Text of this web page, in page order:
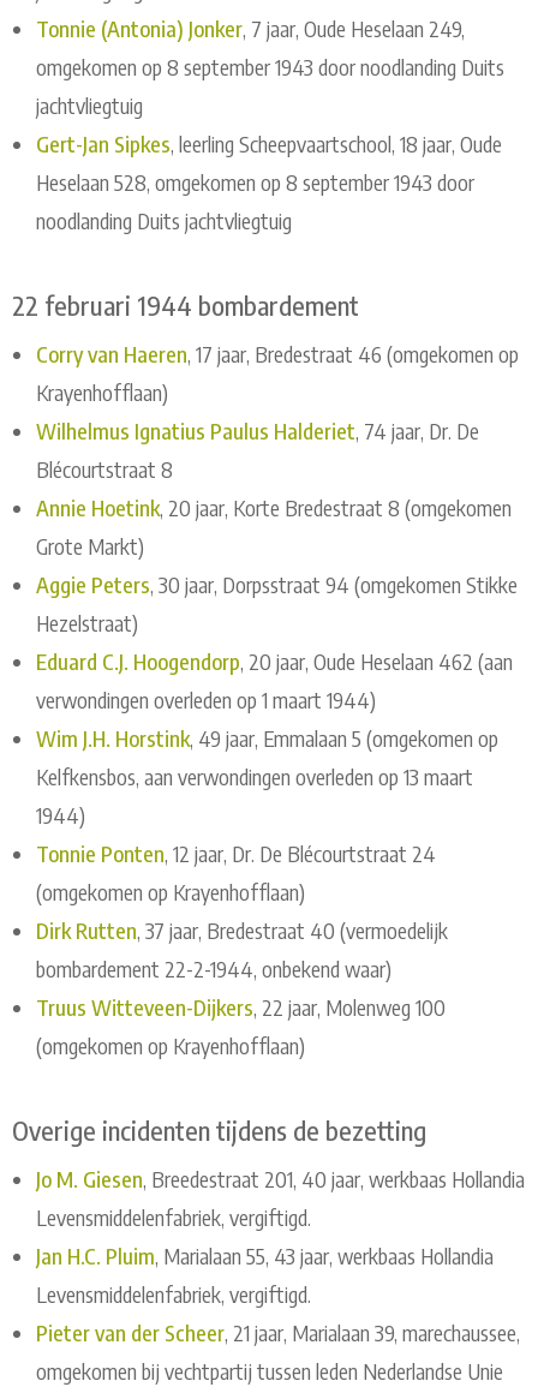
Tonnie (Antonia) Jonker, 7 jaar, Oude Heselaan 249,
omgekomen op 8 september 1943 door noodlanding Duits
jachtvliegtuig
Gert-Jan Sipkes, leerling Scheepvaartschool, 18 jaar, Oude
Heselaan 528, omgekomen op 8 september 1943 door
noodlanding Duits jachtvliegtuig
22 februari 1944 bombardement
Corry van Haeren, 17 jaar, Bredestraat 46 (omgekomen op
Krayenhofflaan)
Wilhelmus Ignatius Paulus Halderiet, 74 jaar, Dr. De
Blécourtstraat 8
Annie Hoetink, 20 jaar, Korte Bredestraat 8 (omgekomen
Grote Markt)
Aggie Peters, 30 jaar, Dorpsstraat 94 (omgekomen Stikke
Hezelstraat)
Eduard C.J. Hoogendorp, 20 jaar, Oude Heselaan 462 (aan
verwondingen overleden op 1 maart 1944)
Wim J.H. Horstink, 49 jaar, Emmalaan 5 (omgekomen op
Kelfkensbos, aan verwondingen overleden op 13 maart
1944)
Tonnie Ponten, 12 jaar, Dr. De Blécourtstraat 24
(omgekomen op Krayenhofflaan)
Dirk Rutten, 37 jaar, Bredestraat 40 (vermoedelijk
bombardement 22-2-1944, onbekend waar)
Truus Witteveen-Dijkers, 22 jaar, Molenweg 100
(omgekomen op Krayenhofflaan)
Overige incidenten tijdens de bezetting
Jo M. Giesen, Breedestraat 201, 40 jaar, werkbaas Hollandia
Levensmiddelenfabriek, vergiftigd.
Jan H.C. Pluim, Marialaan 55, 43 jaar, werkbaas Hollandia
Levensmiddelenfabriek, vergiftigd.
Pieter van der Scheer, 21 jaar, Marialaan 39, marechaussee,
omgekomen bij vechtpartij tussen leden Nederlandse Unie